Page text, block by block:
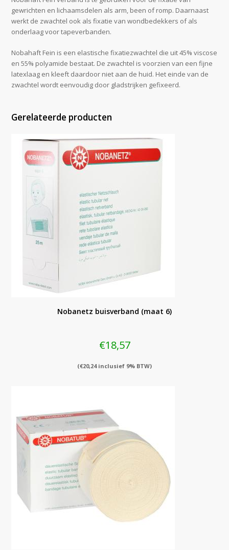
gewrichten en lichaamsdelen als arm, been of romp. Daarnaast
werkt de zwachtel ook als fixatie van wondbedekkers of als
onderlaag voor tapeverbanden.
Nobahaft Fein is een elastische fixatiezwachtel die uit 45% viscose
en 55% polyamide bestaat. De zwachtel is voorzien van een fijne
latexlaag en kleeft daardoor niet aan de huid. Het einde van de
zwachtel wordt eenvoudig door gladstrijken gefixeerd.
Gerelateerde producten
Nobanetz buisverband (maat 6)
€18,57
(€20,24inclusief 9% BTW)